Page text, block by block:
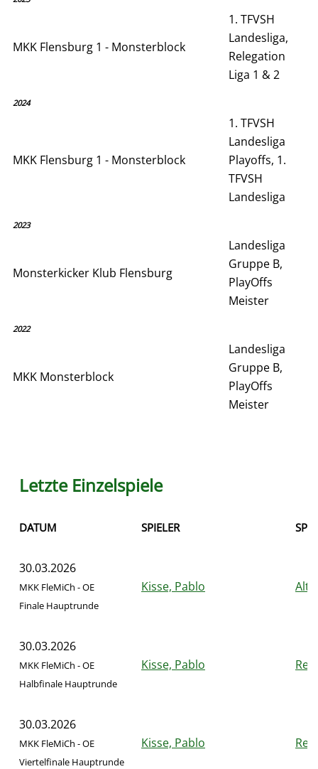
MKK Flensburg 1 - Monsterblock
1. TFVSH
Landesliga,
Relegation
Liga 1 & 2
2024
MKK Flensburg 1 - Monsterblock
1. TFVSH
Landesliga
Playoffs, 1.
TFVSH
Landesliga
2023
Monsterkicker Klub Flensburg
Landesliga
Gruppe B,
PlayOffs
Meister
2022
MKK Monsterblock
Landesliga
Gruppe B,
PlayOffs
Meister
Letzte Einzelspiele
DATUM SPIELER
30.03.2026
MKK FleMiCh - OE
Finale Hauptrunde
Kisse, Pablo
30.03.2026
MKK FleMiCh - OE
Halbfinale Hauptrunde
Kisse, Pablo
30.03.2026
MKK FleMiCh - OE
Viertelfinale Hauptrunde
Kisse, Pablo